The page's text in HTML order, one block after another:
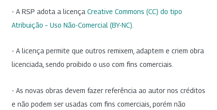
- A RSP adota a licença Creative Commons (CC) do tipo
Atribuição – Uso Não-Comercial (BY-NC)
- A licença permite que outros remixem, adaptem e criem obra
licenciada, sendo proibido o uso com fins comerciais.
- As novas obras devem fazer referência ao autor nos créditos
e não podem ser usadas com fins comerciais, porém não